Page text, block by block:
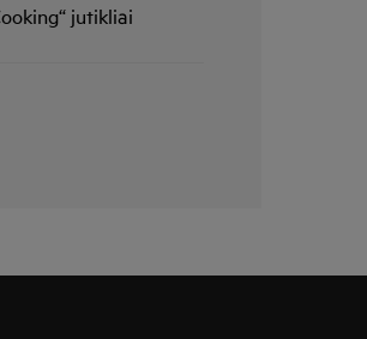
jutikliai